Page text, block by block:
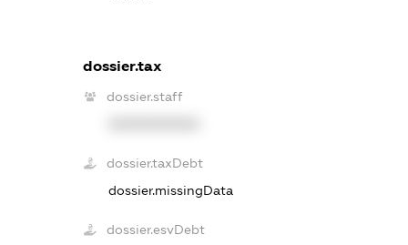
dossier.tax
dossier.staff
dossier.taxDebt
dossier.missingData
dossier.esvDebt